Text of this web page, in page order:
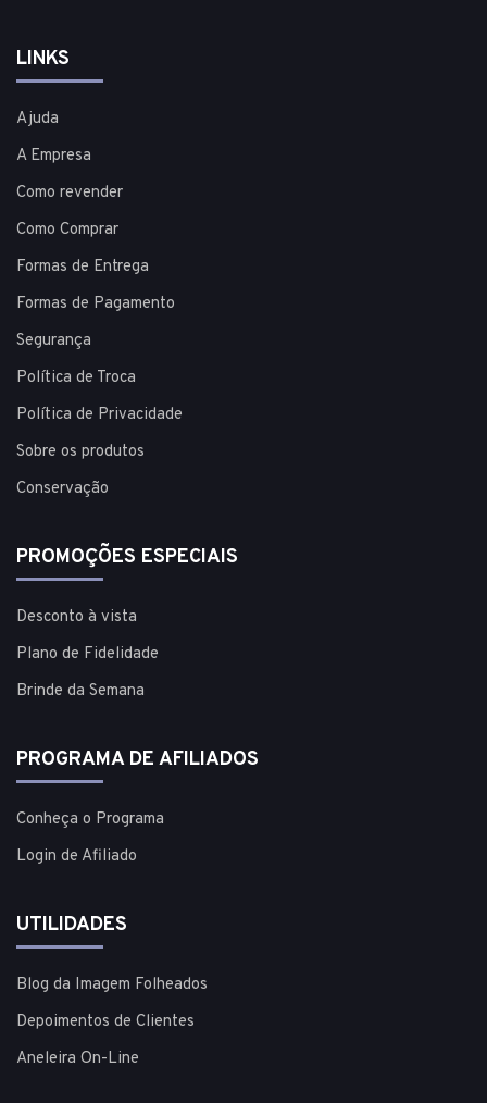
LINKS
Ajuda
A Empresa
Como revender
Como Comprar
Formas de Entrega
Formas de Pagamento
Segurança
Política de Troca
Política de Privacidade
Sobre os produtos
Conservação
PROMOÇÕES ESPECIAIS
Desconto à vista
Plano de Fidelidade
Brinde da Semana
PROGRAMA DE AFILIADOS
Conheça o Programa
Login de Afiliado
UTILIDADES
Blog da Imagem Folheados
Depoimentos de Clientes
Aneleira On-Line